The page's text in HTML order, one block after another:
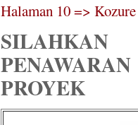
Halaman 10 => Kozure
PROYEK